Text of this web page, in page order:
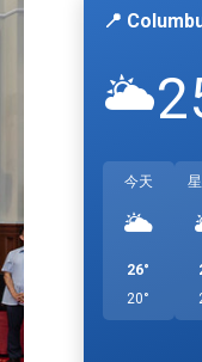
📍
🌥️
今天
🌥️
26°
20°